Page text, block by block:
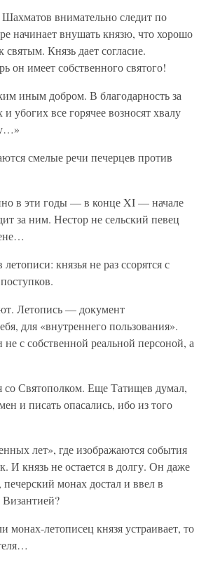
внимательно следит по
начинает внушать князю, что хорошо
Князь дает согласие.
он имеет собственного святого!
иным добром. В благодарность за
все горячее возносят хвалу
смелые речи печерцев против
в эти годы — в конце XI — начале
за ним. Нестор не сельский певец
князья не раз ссорятся с
Летопись — документ
для «внутреннего пользования».
с собственной реальной персоной, а
со Святополком. Еще Татищев думал,
и писать опасались, ибо из того
лет», где изображаются события
И князь не остается в долгу. Он даже
монах достал и ввел в
монах-летописец князя устраивает, то